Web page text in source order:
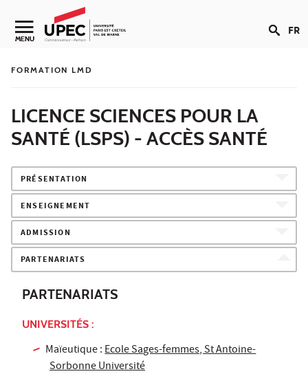
Aller au contenu
Navigation secondaire
MENU FR
FORMATION LMD
LICENCE SCIENCES POUR LA
SANTÉ (LSPS) - ACCÈS SANTÉ
PRÉSENTATION
ENSEIGNEMENT
ADMISSION
PARTENARIATS
PARTENARIATS
UNIVERSITÉS :
Maïeutique :Ecole Sages-femmes, St Antoine-
Sorbonne Université